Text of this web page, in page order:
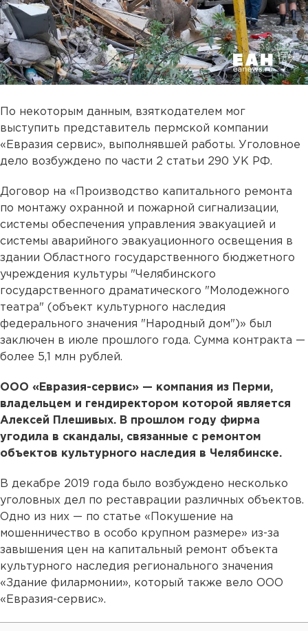
По некоторым данным, взяткодателем мог
выступить представитель пермской компании
«Евразия сервис», выполнявшей работы. Уголовное
дело возбуждено по части 2 статьи 290 УК РФ.
Договор на «Производство капитального ремонта
по монтажу охранной и пожарной сигнализации,
системы обеспечения управления эвакуацией и
системы аварийного эвакуационного освещения в
здании Областного государственного бюджетного
учреждения культуры "Челябинского
государственного драматического "Молодежного
театра" (объект культурного наследия
федерального значения "Народный дом")» был
заключен в июле прошлого года. Сумма контракта —
более 5,1 млн рублей.
ООО «Евразия-сервис» — компания из Перми,
владельцем и гендиректором которой является
Алексей Плешивых. В прошлом году фирма
угодила в скандалы, связанные с ремонтом
объектов культурного наследия в Челябинске.
В декабре 2019 года было возбуждено несколько
уголовных дел по реставрации различных объектов.
Одно из них — по статье «Покушение на
мошенничество в особо крупном размере» из-за
завышения цен на капитальный ремонт объекта
культурного наследия регионального значения
«Здание филармонии», который также вело ООО
«Евразия-сервис».